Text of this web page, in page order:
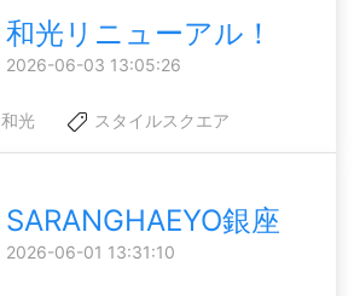
和光リニューアル！
2026-06-03 13:05:26
和光 スタイルスクエア
SARANGHAEYO銀座
2026-06-01 13:31:10